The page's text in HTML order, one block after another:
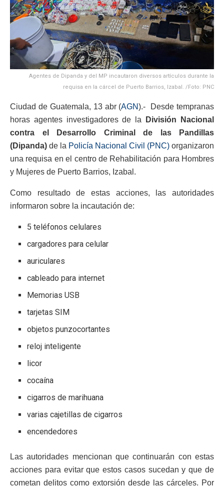
Agentes de Dipanda y del MP incautaron diversos artículos durante la
requisa en la cárcel de Puerto Barrios, Izabal. /Foto: PNC
Ciudad de Guatemala, 13 abr (AGN).- Desde tempranas
horas agentes investigadores de la
División Nacional
contra el Desarrollo Criminal de las Pandillas
(Dipanda) de la Policía Nacional Civil (PNC) organizaron
una requisa en el centro de Rehabilitación para Hombres
y Mujeres de Puerto Barrios, Izabal.
Como resultado de estas acciones, las autoridades
informaron sobre la incautación de:
5 teléfonos celulares
cargadores para celular
auriculares
cableado para internet
Memorias USB
tarjetas SIM
objetos punzocortantes
reloj inteligente
licor
cocaína
cigarros de marihuana
varias cajetillas de cigarros
encendedores
Las autoridades mencionan que continuarán con estas
acciones para evitar que estos casos sucedan y que de
cometan delitos como extorsión desde las cárceles. Por